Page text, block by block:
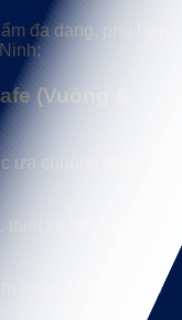
đa dạng, phù hợp
(Vuông &
ưa chuộng nhất
kế kiểu dáng
hoặc 3.5m x 3.5m.